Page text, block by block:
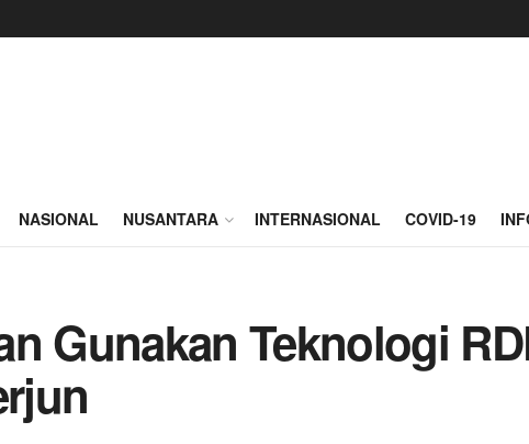
NASIONAL NUSANTARA INTERNASIONAL COVID-19
Gunakan Teknologi